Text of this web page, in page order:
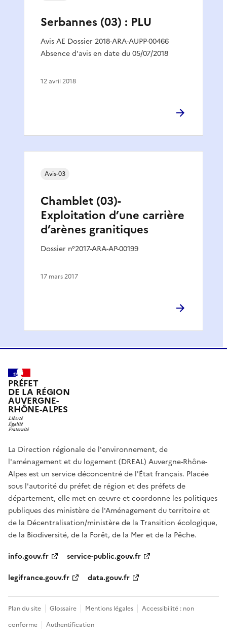
Serbannes (03) : PLU
Avis AE Dossier 2018-ARA-AUPP-00466
Absence d'avis en date du 05/07/2018
12 avril 2018
Chamblet (03)-
Exploitation d’une carrière
d’arènes granitiques
Dossier n°2017-ARA-AP-00199
Avis-03
17 mars 2017
PRÉFET
DE LA RÉGION
AUVERGNE-
RHÔNE-ALPES
La Direction régionale de l'environnement, de
l'aménagement et du logement (DREAL) Auvergne-Rhône-
Alpes est un service déconcentré de l'État français. Placée
sous l'autorité du préfet de région et des préfets de
département, elle met en œuvre et coordonne les politiques
publiques des ministère de l'Aménagement du territoire et
de la Décentralisation/ministère de la Transition écologique,
de la Biodiversité, de la Forêt, de la Mer et de la Pêche.
info.gouv.fr
service-public.gouv.fr
legifrance.gouv.fr
data.gouv.fr
Plan du site Glossaire Mentions légales
Accessibilité : non
conforme
Authentification